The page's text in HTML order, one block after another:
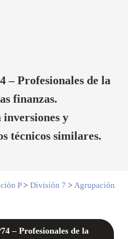
– Profesionales de la
finanzas.
inversiones y
técnicos similares.
P> División 7 > Agrupación
– Profesionales de la